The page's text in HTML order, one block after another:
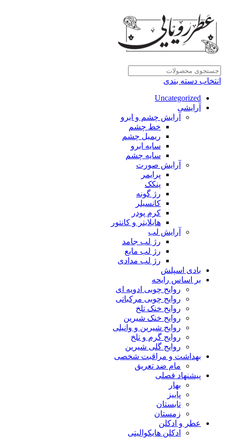
انتخاب دسته بندی
Uncategorized
آرایشی
آرایش چشم و ابرو
خط چشم
ریمیل چشم
سایه ابرو
سایه چشم
آرایش صورت
پرایمر
پنکک
رژ گونه
کانسیلر
کرم پودر
هایلایتر و کانتور
آرایش لب
رژ لب جامد
رژ لب مایع
رژ لب مدادی
بادی اسپلش
بر اساس رایحه
روایح چوبی ادویه ای
روایح چوبی مرکباتی
روایح خنک تلخ
روایح خنک شیرین
روایح شیرین و وانیلی
روایح گرم و تلخ
روایح گلی شیرین
بهداشت و مراقبت شخصی
مام ضد تعریق
پیشنهاد فصلی
بهار
پاییز
تابستان
زمستان
عطر و ادکلن
ادکلن هایکوالیتی